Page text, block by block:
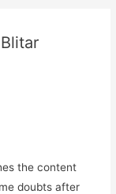
the content
doubts after